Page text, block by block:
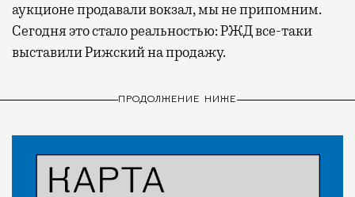
аукционе продавали вокзал, мы не припомним.
Сегодня это стало реальностью: РЖД все-таки
выставили Рижский на продажу.
ПРОДОЛЖЕНИЕ НИЖЕ